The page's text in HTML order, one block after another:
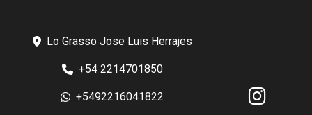
Lo Grasso Jose Luis Herrajes
+54 2214701850
+5492216041822